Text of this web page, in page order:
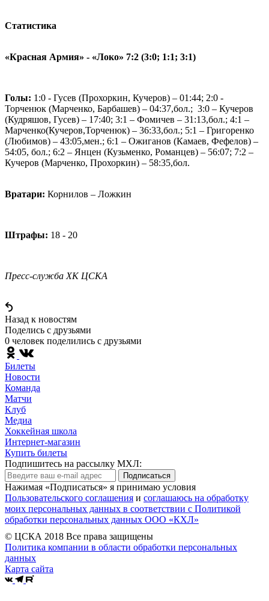
Статистика
«Красная Армия» - «Локо» 7:2 (3:0; 1:1; 3:1)
Голы: 1:0 - Гусев (Прохоркин, Кучеров) – 01:44; 2:0 -
Торченюк (Марченко, Барбашев) – 04:37,бол.; 3:0 – Кучеров
(Кудряшов, Гусев) – 17:40; 3:1 – Фомичев – 31:13,бол.; 4:1 –
Марченко(Кучеров,Торченюк) – 36:33,бол.; 5:1 – Григоренко
(Любимов) – 43:05,мен.; 6:1 – Ожиганов (Камаев, Фефелов) –
54:05, бол.; 6:2 – Янцен (Кузьменко, Романцев) – 56:07; 7:2 –
Кучеров (Марченко, Прохоркин) – 58:35,бол.
Вратари: Корнилов – Ложкин
Штрафы: 18 - 20
Пресс-служба ХК ЦСКА
Назад к новостям
Поделись c друзьями
0 человек поделились c друзьями
Билеты
Новости
Команда
Матчи
Клуб
Медиа
Хоккейная школа
Интернет-магазин
Купить билеты
Подпишитесь на рассылку МХЛ:
Подписаться
Нажимая «Подписаться» я принимаю условия
Пользовательского соглашения и соглашаюсь на обработку
моих персональных данных в соответствии с Политикой
обработки персональных данных ООО «КХЛ»
© ЦСКА 2018 Все права защищены
Политика компании в области обработки персональных
данных
Карта сайта